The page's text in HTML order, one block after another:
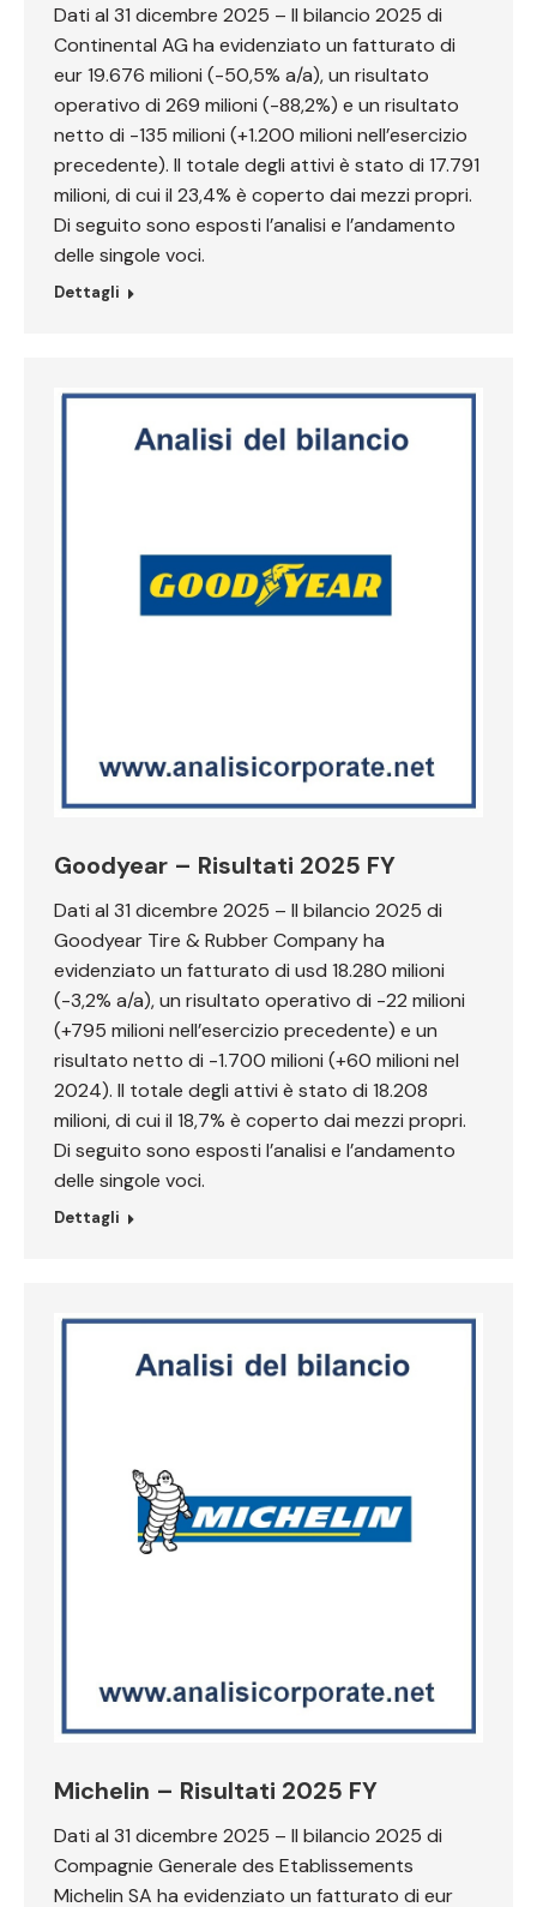
Dati al 31 dicembre 2025 – Il bilancio 2025 di
Continental AG ha evidenziato un fatturato di
eur 19.676 milioni (-50,5% a/a), un risultato
operativo di 269 milioni (-88,2%) e un risultato
netto di -135 milioni (+1.200 milioni nell’esercizio
precedente). Il totale degli attivi è stato di 17.791
milioni, di cui il 23,4% è coperto dai mezzi propri.
Di seguito sono esposti l’analisi e l’andamento
delle singole voci.
Dettagli
Goodyear – Risultati 2025 FY
Dati al 31 dicembre 2025 – Il bilancio 2025 di
Goodyear Tire & Rubber Company ha
evidenziato un fatturato di usd 18.280 milioni
(-3,2% a/a), un risultato operativo di -22 milioni
(+795 milioni nell’esercizio precedente) e un
risultato netto di -1.700 milioni (+60 milioni nel
2024). Il totale degli attivi è stato di 18.208
milioni, di cui il 18,7% è coperto dai mezzi propri.
Di seguito sono esposti l’analisi e l’andamento
delle singole voci.
Dettagli
Michelin – Risultati 2025 FY
Dati al 31 dicembre 2025 – Il bilancio 2025 di
Compagnie Generale des Etablissements
Michelin SA ha evidenziato un fatturato di eur